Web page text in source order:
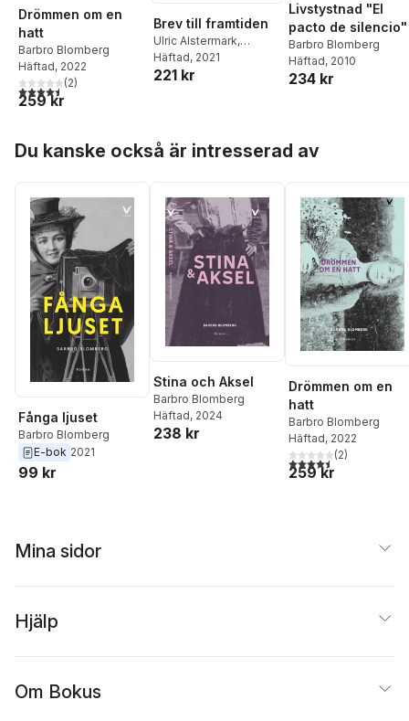
Drömmen om en
hatt
Barbro Blomberg
Häftad, 2022
4,5utav 5 stjärnor. Totalt antal röster:
(2)
259 kr
Brev till framtiden
Ulric Alstermark,
Staffan Bengtsson
Jane Betts
Hansare
Hultberg ,Henrik
Olsson,Susanne
Pelger,Goy Persson
Tina K. Persson Carina
Sigebo Roswall ,Sören
Sommelius,Andreas
Svanberg ,Annica
Swanström
Anna
Winberg Sääf,Eva
Ullerud
Häftad, 2021
221 kr
Livstystnad "El
pacto de silencio"
Barbro Blomberg
Häftad, 2010
234 kr
Du kanske också är intresserad av
Fånga ljuset
Barbro Blomberg
E-bok 2021
99 kr
Stina och Aksel
Barbro Blomberg
Häftad, 2024
238 kr
Drömmen om en
hatt
Barbro Blomberg
Häftad, 2022
4,5utav 5 stjärnor.
(2)
259 kr
Mina sidor
Hjälp
Om Bokus